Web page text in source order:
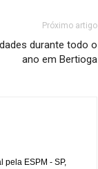
Próximo artigo
durante todo o
ano em Bertioga
pela ESPM - SP,